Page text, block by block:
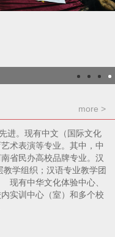
more >
。现有中文（国际文化
术表演等专业。其中，中
省民办高校品牌专业。汉
学组织；汉语专业教学团
有中华文化体验中心、
实训中心（室）和多个校